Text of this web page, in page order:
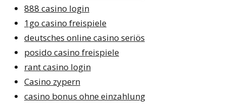
888 casino login
1go casino freispiele
deutsches online casino seriös
posido casino freispiele
rant casino login
Casino zypern
casino bonus ohne einzahlung